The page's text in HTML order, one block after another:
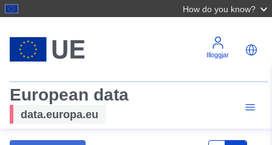
How do you know?
Illoggjar
European data
data.europa.eu